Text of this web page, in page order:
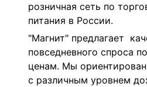
розничная сеть по
питания в России.
"Магнит" предлагает
повседневного спроса
ценам. Мы
с различным уровнем